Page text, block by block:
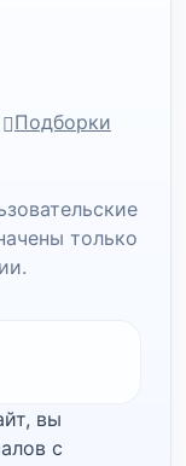
Подборки
только
вы
с